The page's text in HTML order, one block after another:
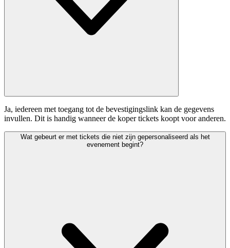
Ja, iedereen met toegang tot de bevestigingslink kan de gegevens
invullen. Dit is handig wanneer de koper tickets koopt voor anderen.
Wat gebeurt er met tickets die niet zijn gepersonaliseerd als het
evenement begint?